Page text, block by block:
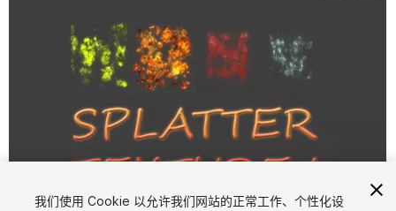
我们使用 Cookie 以允许我们网站的正常工作、个性化设